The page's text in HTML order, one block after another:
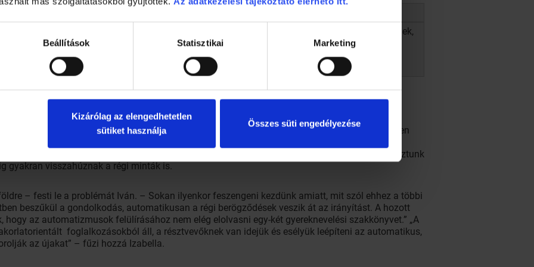
Beállítások Statisztikai Marketing
Kizárólag az elengedhetetlen
sütiket használja
Összes süti engedélyezése
agresszív fegyelmezésnél stresszreakció léphet fel. A felső agyi területek beszűkülnek,
át az irányítást. Ha kérdéssel tereljük a gyereket, az agya ösztönökért felelős hátsó része
Stresszreakció helyett a problémamegoldás felé mozdul. Például: „Azonnal rakd rendbe a
„Mire lenne szükséged ahhoz, hogy elpakolj a szobádban?”
mögött többnyire gyerekkori rossz tapasztalataink állnak, ezért igyekszünk másképpen
tették velünk. Ami általában nehezebbnek bizonyul, mint gondoltuk, amikor ugyanis valami
ne legyek, mint az anyám”), akkor még mindig nem a gyerek személyiségéhez képest választunk
gyakran visszahúznak a régi minták is.
– festi le a problémát Iván. – Sokan ilyenkor feszengeni kezdünk amiatt, mit szól ehhez a többi
beszűkül a gondolkodás, automatikusan a régi berögződések veszik át az irányítást. A hozott
az automatizmusok felülírásához nem elég elolvasni egy-két gyereknevelési szakkönyvet.” „A
foglalkozásokból áll, a résztvevőknek van idejük és esélyük leépíteni az automatikus,
az újakat” – fűzi hozzá Izabella.